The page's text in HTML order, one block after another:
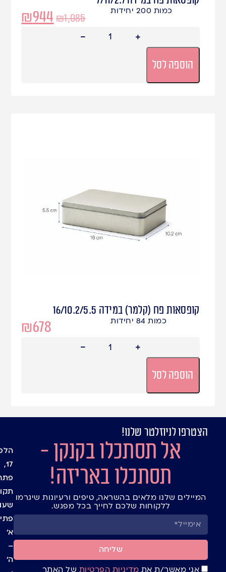
₪1,085
₪944 כמות 200 יחידות
הוספה לסל
קופסאות פח (קלמר) במידה 16/10.2/5.5
₪678 כמות 84 יחידות
הוספה לסל
הצטרפו לניוזלטר שלנו!
אל תסתכלו בקנקן -
תסתכלו באריזה!
המיילים שלנו מלאים בהשראה, טיפים ורעיונות שיגרמו
ללקוחות שלכם לחייך בכל מפגש.
אני מאשר/ת את מדיניות הפרטיות של האתר
שליחה
חגים
בלוג
חנות
קשר
17,
א’
–
ה’